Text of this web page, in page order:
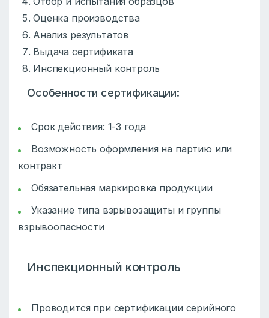
Оценка производства
Анализ результатов
Выдача сертификата
Инспекционный контроль
Особенности сертификации:
Срок действия: 1-3 года
Возможность оформления на партию или
контракт
Обязательная маркировка продукции
Указание типа взрывозащиты и группы
взрывоопасности
Инспекционный контроль
Проводится при сертификации серийного